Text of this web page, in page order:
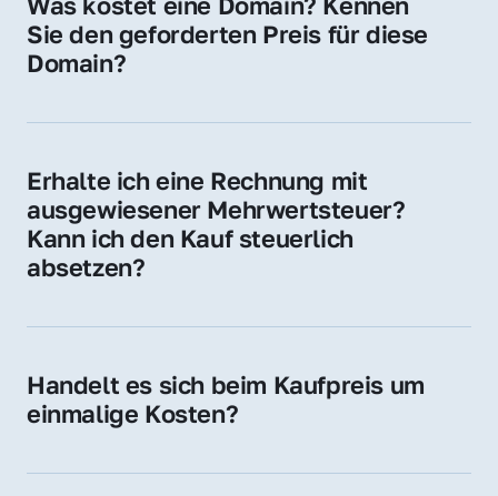
Adressen oder als digitale Investition.
Sie den geforderten Preis für diese
Domain?
Domain liegt ein konkreter Kaufpreis vor –
unverbindliches Angebot.
Erhalte ich eine Rechnung mit
ausgewiesener Mehrwertsteuer?
Kann ich den Kauf steuerlich
absetzen?
Für Unternehmen ist der Kauf in der Regel
Handelt es sich beim Kaufpreis um
einmalige Kosten?
späteren Betrieb der Domain (z. B. beim